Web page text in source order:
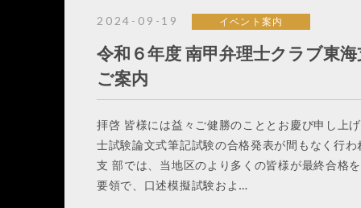
2024-09-19 イベント案内
令和６年度 南甲弁理士クラブ東
ご案内
拝啓 皆様には益々ご健勝のこととお慶び申し上
士試験論文式筆記試験の合格発表が間もなく行
支 部では、当地区のより多くの皆様が最終合格
要領で、口述模擬試験およ…